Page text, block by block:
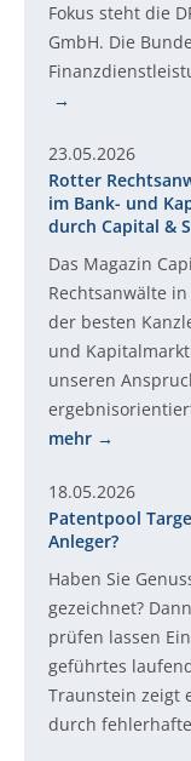
Fokus steht die
GmbH. Die
23.05.2026
Rotter
im Bank- und
durch Capital &
Das Magazin
Rechtsanwälte
der besten
und
unseren
mehr
18.05.2026
Patentpool
Anleger?
Haben Sie
gezeichnet?
prüfen lassen
geführtes
Traunstein zeigt
durch